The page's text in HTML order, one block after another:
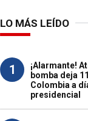
LO MÁS LEÍDO
1
¡Alarmante!
bomba deja
Colombia a
presidencial